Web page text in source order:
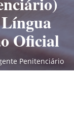
Língua
Oficial
Penitenciário)